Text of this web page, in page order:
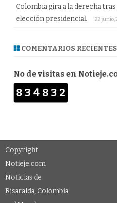
Colombia gira a la derecha
elección presidencial.
22 junio,
COMENTARIOS RECIENTES
No de visitas en
834832
Copyright
Notieje.com
Noticias de
Risaralda, Colombia